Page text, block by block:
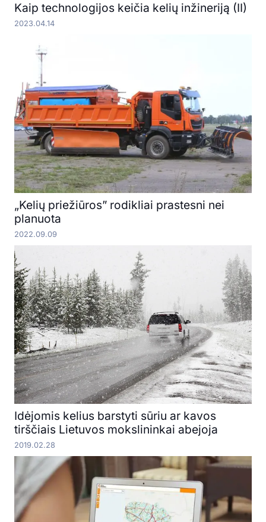
Kaip technologijos keičia kelių inžineriją (II)
2023.04.14
„Kelių priežiūros” rodikliai prastesni nei
planuota
2022.09.09
Idėjomis kelius barstyti sūriu ar kavos
tirščiais Lietuvos mokslininkai abejoja
2019.02.28